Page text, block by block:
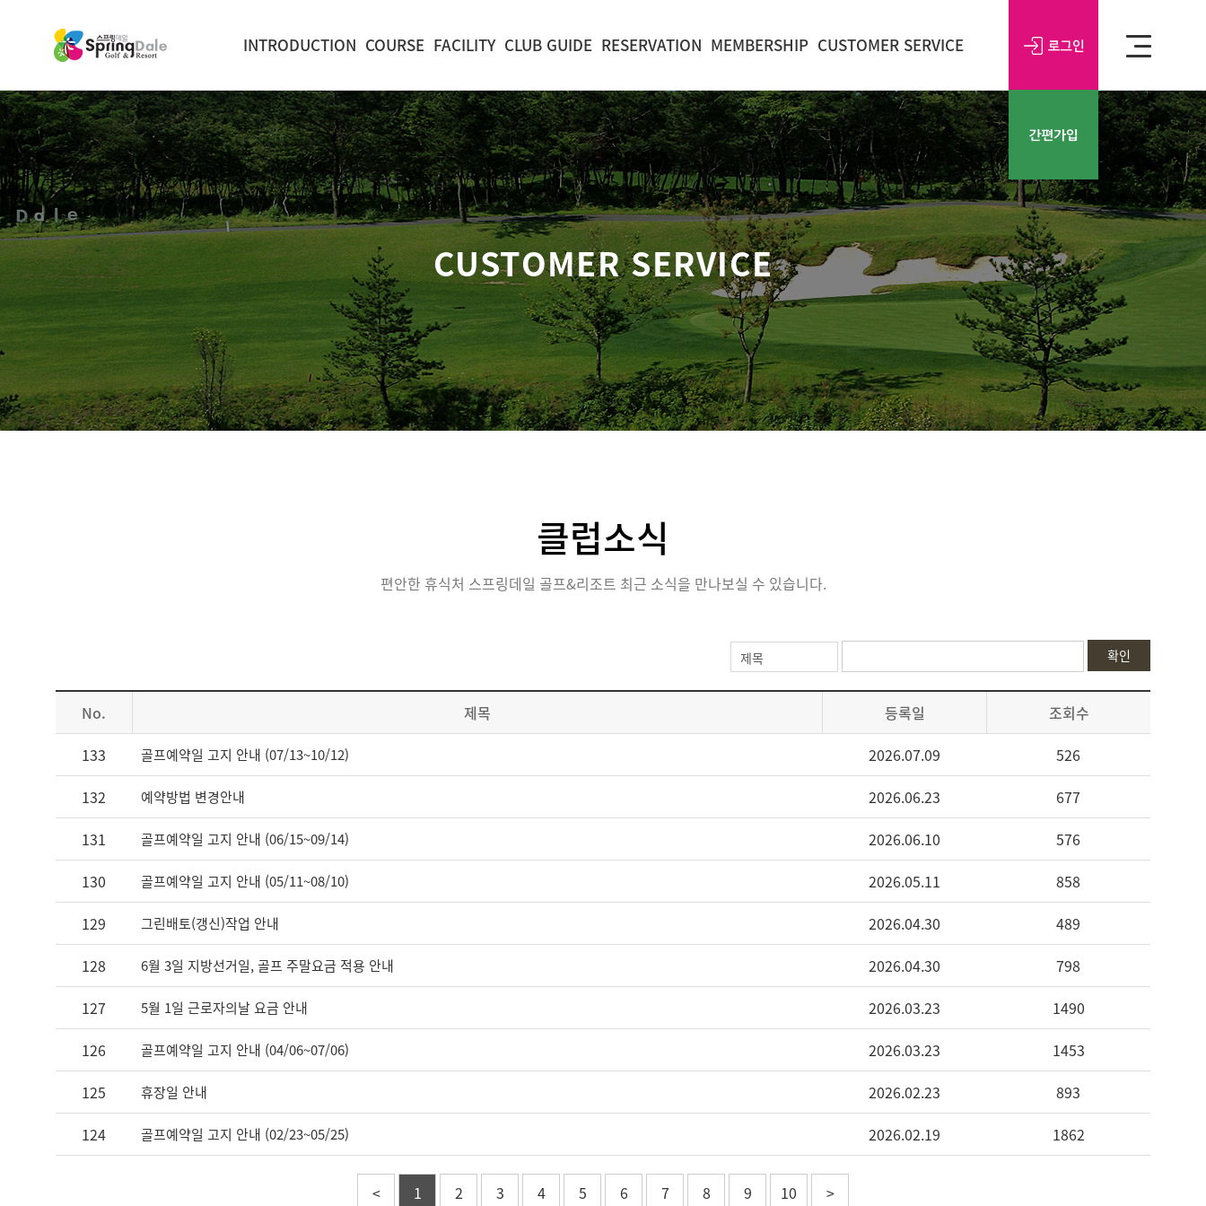
INTRODUCTION COURSE FACILITY CLUB GUIDE RESERVATION MEMBERSHIP CUSTOMER SERVICE
CUSTOMER SERVICE
클럽소식
편안한 휴식처 스프링데일 골프&리조트 최근 소식을 만나보실 수 있습니다.
확인
No. 제목 등록일
조회수
133
골프예약일 고지 안내 (07/13~10/12) 2026.07.09
526
132
예약방법 변경안내 2026.06.23
677
131
골프예약일 고지 안내 (06/15~09/14) 2026.06.10
576
130
골프예약일 고지 안내 (05/11~08/10) 2026.05.11
858
129
그린배토(갱신)작업 안내 2026.04.30
489
128
6월 3일 지방선거일, 골프 주말요금 적용 안내 2026.04.30
798
127
5월 1일 근로자의날 요금 안내 2026.03.23
1490
126
골프예약일 고지 안내 (04/06~07/06) 2026.03.23
1453
125
휴장일 안내 2026.02.23
893
124
골프예약일 고지 안내 (02/23~05/25) 2026.02.19 1862
< 1 2 3 4 5 6 7 8 9 10 >